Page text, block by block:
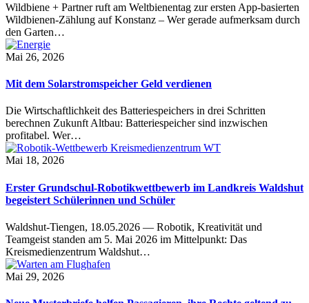
Wildbiene + Partner ruft am Weltbienentag zur ersten App-basierten
Wildbienen-Zählung auf Konstanz – Wer gerade aufmerksam durch
den Garten…
Mai 26, 2026
Mit dem Solarstromspeicher Geld verdienen
Die Wirtschaftlichkeit des Batteriespeichers in drei Schritten
berechnen Zukunft Altbau: Batteriespeicher sind inzwischen
profitabel. Wer…
Mai 18, 2026
Erster Grundschul-Robotikwettbewerb im Landkreis Waldshut
begeistert Schülerinnen und Schüler
Waldshut-Tiengen, 18.05.2026 — Robotik, Kreativität und
Teamgeist standen am 5. Mai 2026 im Mittelpunkt: Das
Kreismedienzentrum Waldshut…
Mai 29, 2026